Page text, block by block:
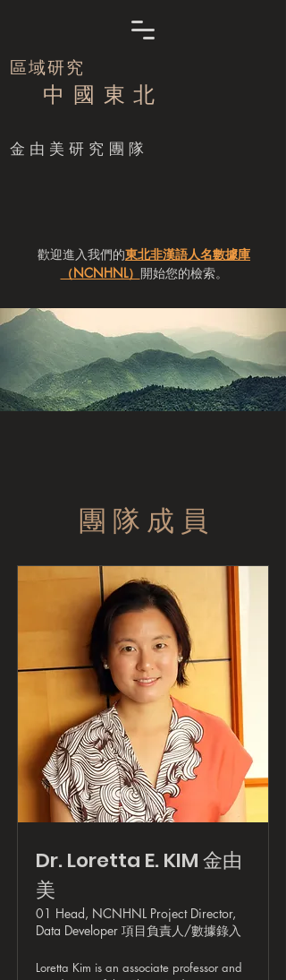
區域研究
中 國 東 北
​金由美研究團隊
歡迎進入我們的東北非漢語人名數據庫
（NCNHNL） 開始您的檢索。
團 隊 成 員
Dr. Loretta E. KIM 金由
美
01 Head, NCNHNL Project Director,
Data Developer 項目負責人/數據錄入
Loretta Kim is an associate professor and